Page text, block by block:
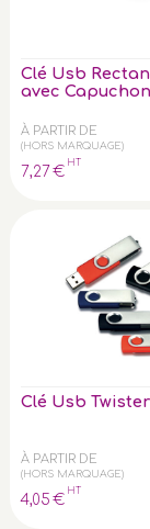
Clé Usb
avec Capuchon
À PARTIR DE
(HORS MARQUAGE)
7,27€
HT
Clé Usb Twister
À PARTIR DE
(HORS MARQUAGE)
4,05 €
HT